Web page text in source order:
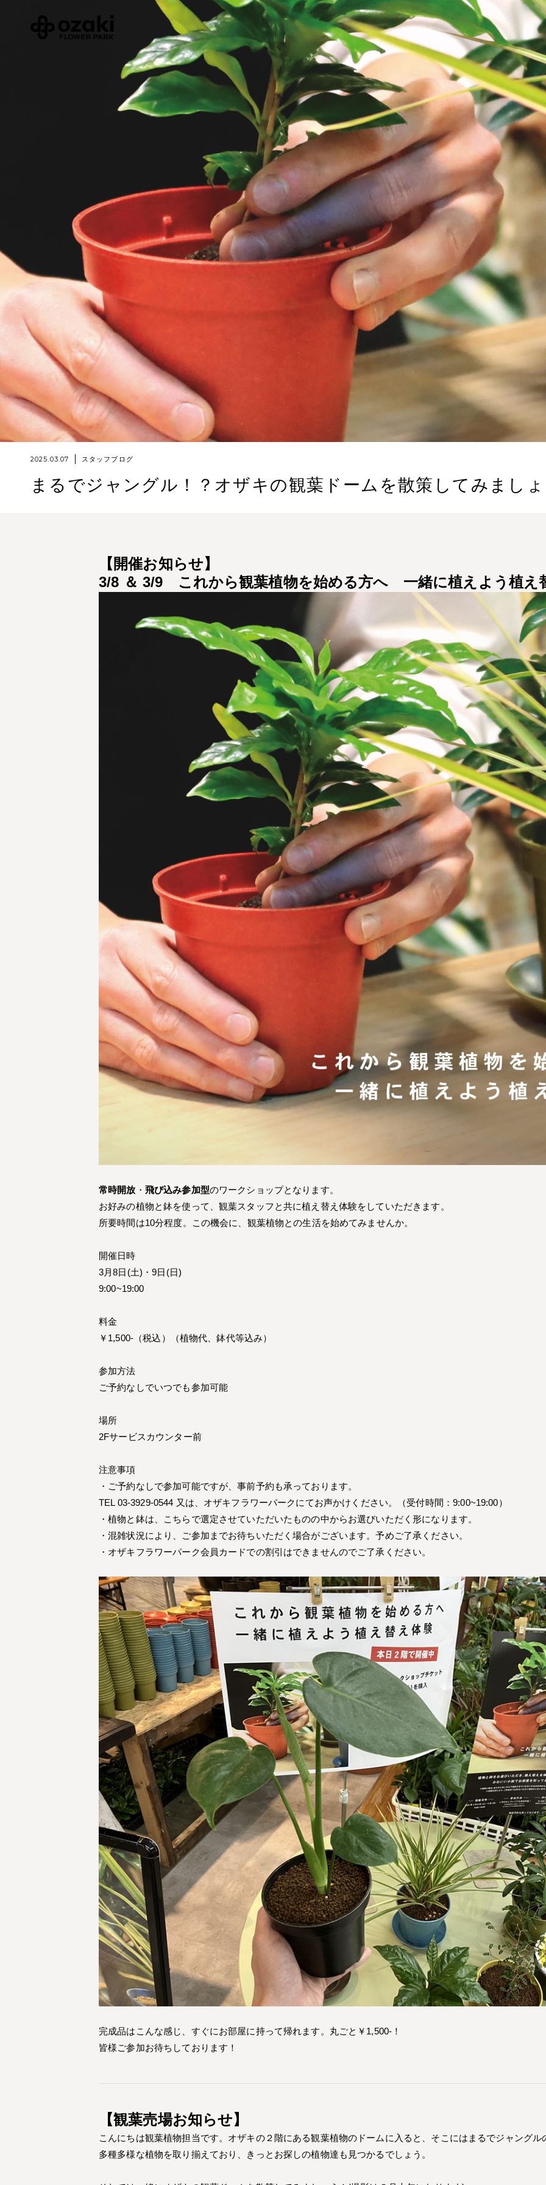
2025.03.07 スタッフブログ
まるでジャングル！？オザキの観葉ドームを散策してみまし
【開催お知らせ】
3/8 ＆ 3/9 これから観葉植物を始める方へ 一緒に植えよう植え
常時開放 ・ 飛び込み参加型のワークショップとなります。
お好みの植物と鉢を使って、観葉スタッフと共に植え替え体験をしていただきます。
所要時間は10分程度。この機会に、観葉植物との生活を始めてみませんか。
開催日時
3月8日(土)・9日(日)
9:00~19:00
料金
￥1,500-（税込）（植物代、鉢代等込み）
参加方法
ご予約なしでいつでも参加可能
場所
2Fサービスカウンター前
注意事項
・ご予約なしで参加可能ですが、事前予約も承っております。
TEL 03-3929-0544 又は、オザキフラワーパークにてお声かけください。（受付時間：9:00~19:00）
・植物と鉢は、こちらで選定させていただいたものの中からお選びいただく形になります。
・混雑状況により、ご参加までお待ちいただく場合がございます。予めご了承ください。
・オザキフラワーパーク会員カードでの割引はできませんのでご了承ください。
完成品はこんな感じ、すぐにお部屋に持って帰れます。丸ごと￥1,500-！
皆様ご参加お待ちしております！
【観葉売場お知らせ】
こんにちは観葉植物担当です。オザキの２階にある観葉植物のドームに入ると、そこにはまるでジャング
多種多様な植物を取り揃えており、きっとお探しの植物達も見つかるでしょう。